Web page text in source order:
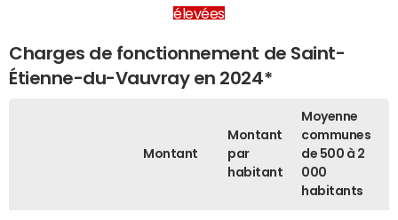
élevées
Charges de fonctionnement de Saint-
Étienne-du-Vauvray en 2024*
Montant
Montant
par
habitant
Moyenne
communes
de 500 à 2
000
habitants